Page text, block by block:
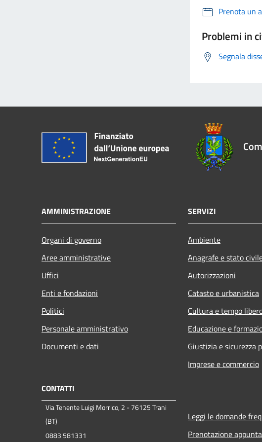
Prenota un
Problemi in
Segnala
AMMINISTRAZIONE
Organi di governo
Aree amministrative
Uffici
Enti e fondazioni
Politici
Personale amministrativo
Documenti e dati
SERVIZI
Ambiente
Anagrafe e stato
Autorizzazioni
Catasto e urbanistica
Cultura e tempo
Educazione e
Giustizia e sicurezza
Imprese e commercio
CONTATTI
Via Tenente Luigi Morrico, 2 - 76125 Trani
(BT)
0883 581331
Leggi le domande
Prenotazione